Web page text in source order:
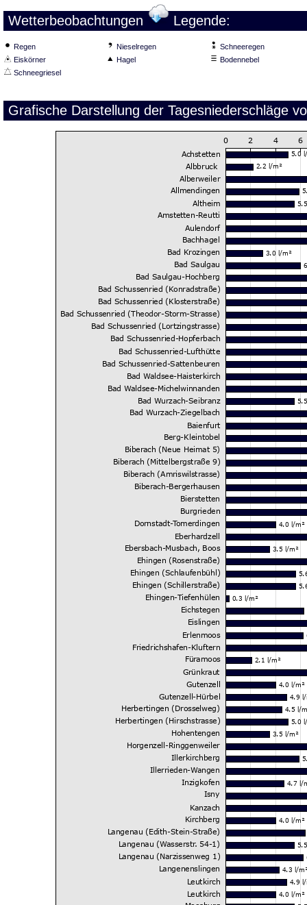
Wetterbeobachtungen Legende:
Regen Nieselregen
Schneeregen
Eiskörner
Hagel
Bodennebel
Schneegriesel
Grafische Darstellung der Tagesniederschläge